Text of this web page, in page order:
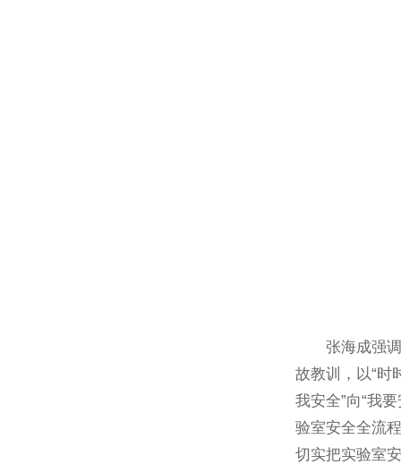
张海成强
故教训，以“时
我安全”向“我
验室安全全流
切实把实验室